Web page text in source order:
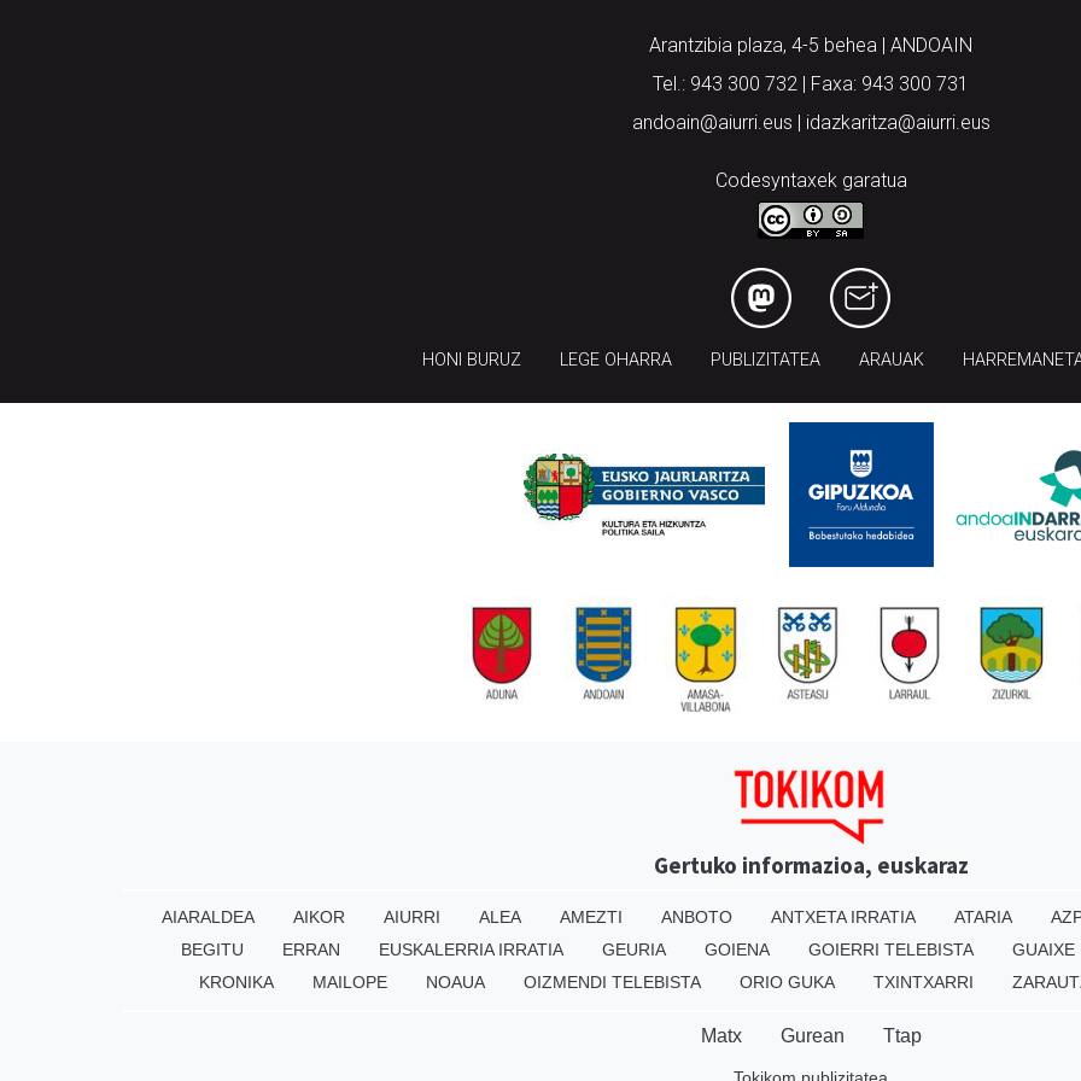
Arantzibia plaza, 4-5 behea | ANDOAIN
Tel.: 943 300 732 | Faxa: 943 300 731
andoain@aiurri.eus | idazkaritza@aiurri.eus
Codesyntaxek garatua
HONI BURUZ LEGE OHARRA PUBLIZITATEA ARAUAK
Gertuko informazioa, euskaraz
AIARALDEA AIKOR AIURRI ALEA AMEZTI ANBOTO ANTXETA IRRATIA ATARIA
BEGITU
ERRAN EUSKALERRIA IRRATIA GEURIA GOIENA GOIERRI TELEBISTA GUAIXE
KRONIKA
MAILOPE NOAUA OIZMENDI TELEBISTA ORIO GUKA TXINTXARRI
Matx Gurean Ttap